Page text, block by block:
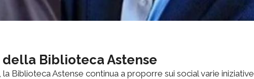
Biblioteca Astense
Biblioteca Astense continua a proporre sui social varie iniziative